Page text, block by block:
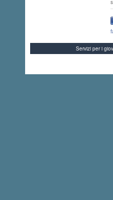
Servizi per i